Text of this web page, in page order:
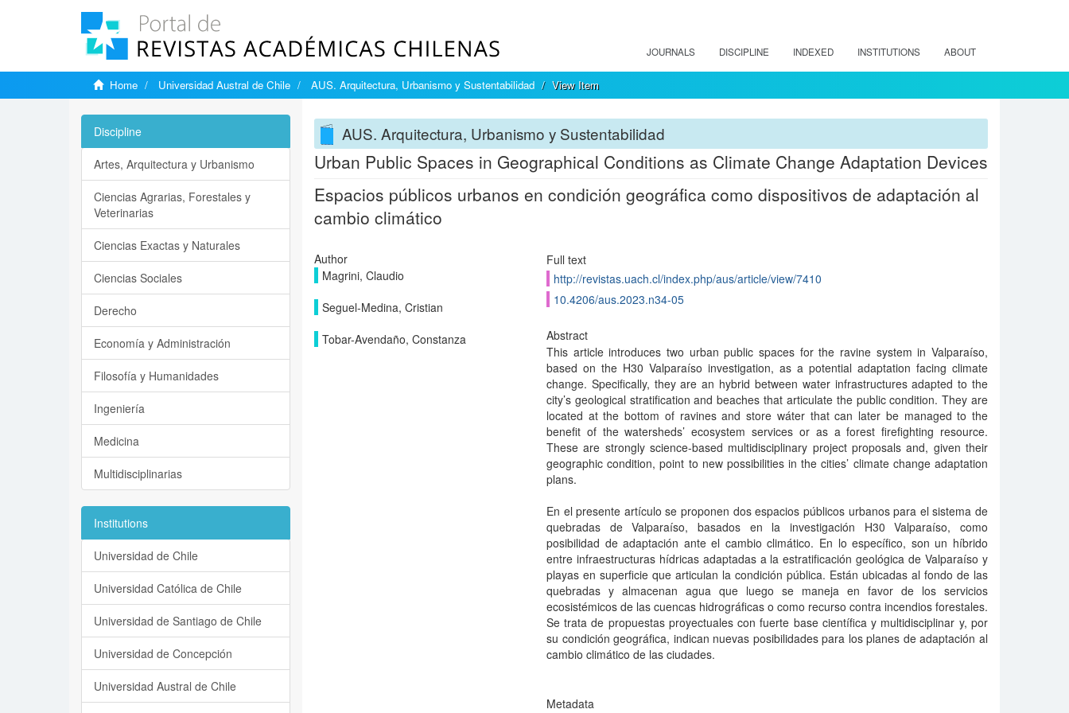
JOURNALS DISCIPLINE INDEXED INSTITUTIONS ABOUT
Home Universidad Austral de Chile AUS. Arquitectura, Urbanismo y Sustentabilidad View Item
AUS. Arquitectura, Urbanismo y Sustentabilidad
Urban Public Spaces in Geographical Conditions as Climate Change Adaptation Devices
Espacios públicos urbanos en condición geográfica como dispositivos de adaptación al
cambio climático
Author
Magrini, Claudio
Seguel-Medina, Cristian
Tobar-Avendaño, Constanza
Full text
http://revistas.uach.cl/index.php/aus/article/view/7410
10.4206/aus.2023.n34-05
Abstract
This article introduces two urban public spaces for the ravine system in Valparaíso,
based on the H30 Valparaíso investigation, as a potential adaptation facing climate
change. Specifically, they are an hybrid between water infrastructures adapted to the
city’s geological stratification and beaches that articulate the public condition. They are
located at the bottom of ravines and store wáter that can later be managed to the
benefit of the watersheds’ ecosystem services or as a forest firefighting resource.
These are strongly science-based multidisciplinary project proposals and, given their
geographic condition, point to new possibilities in the cities’ climate change adaptation
plans.
En el presente artículo se proponen dos espacios públicos urbanos para el sistema de
quebradas de Valparaíso, basados en la investigación H30 Valparaíso, como
posibilidad de adaptación ante el cambio climático. En lo específico, son un híbrido
entre infraestructuras hídricas adaptadas a la estratificación geológica de Valparaíso y
playas en superficie que articulan la condición pública. Están ubicadas al fondo de las
quebradas y almacenan agua que luego se maneja en favor de los servicios
ecosistémicos de las cuencas hidrográficas o como recurso contra incendios forestales.
Se trata de propuestas proyectuales con fuerte base científica y multidisciplinar y, por
su condición geográfica, indican nuevas posibilidades para los planes de adaptación al
cambio climático de las ciudades.
Metadata
Discipline
Artes, Arquitectura y Urbanismo
Ciencias Agrarias, Forestales y
Veterinarias
Ciencias Exactas y Naturales
Ciencias Sociales
Derecho
Economía y Administración
Filosofía y Humanidades
Ingeniería
Medicina
Multidisciplinarias
Institutions
Universidad de Chile
Universidad Católica de Chile
Universidad de Santiago de Chile
Universidad de Concepción
Universidad Austral de Chile